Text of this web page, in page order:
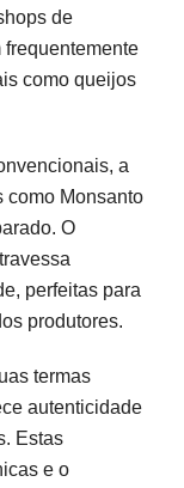
de
como queijos
a
como Monsanto
O
perfeitas para
produtores.
termas
autenticidade
Estas
e o